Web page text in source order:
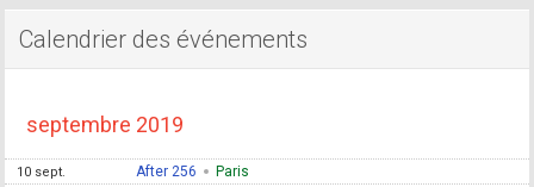
Calendrier des événements
septembre 2019
10 sept. After 256 Paris